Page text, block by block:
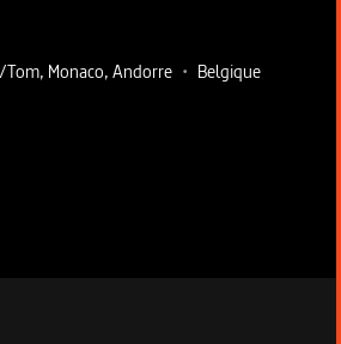
Tom, Monaco, Andorre • Belgique
droite